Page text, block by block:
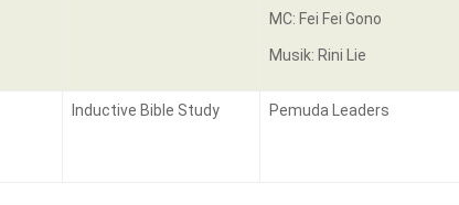
MC: Fei Fei Gono
Musik: Rini Lie
Inductive Bible Study Pemuda Leaders